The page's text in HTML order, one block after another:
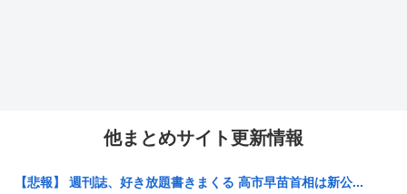
他まとめサイト更新情報
【悲報】 週刊誌、好き放題書きまくる 高市早苗首相は新公...